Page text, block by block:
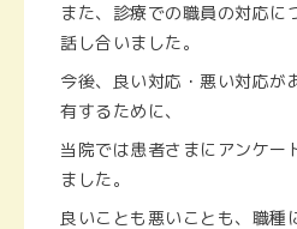
また、診療での職員の対応に
話し合いました。
今後、良い対応・悪い対応が
有するために、
当院では患者さまにアンケー
ました。
良いことも悪いことも、職種